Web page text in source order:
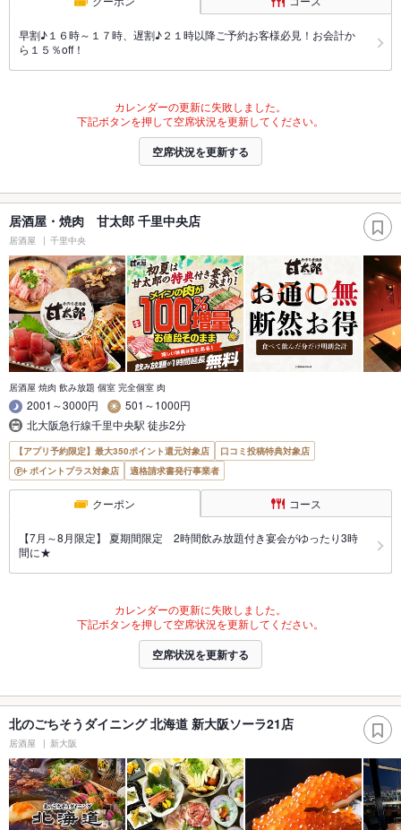
早割♪１６時～１７時、遅割♪２１時以降ご予約お客様必見！お会計か
ら１５％off！
カレンダーの更新に失敗しました。
下記ボタンを押して空席状況を更新してください。
空席状況を更新する
居酒屋・焼肉 甘太郎 千里中央店
居酒屋 千里中央
居酒屋 焼肉 飲み放題 個室 完全個室 肉
2001～3000円
501～1000円
北大阪急行線千里中央駅 徒歩2分
【アプリ予約限定】最大350ポイント還元対象店
口コミ投稿特典対象店
ポイントプラス対象店
適格請求書発行事業者
クーポン コース
【7月～8月限定】 夏期間限定 2時間飲み放題付き宴会がゆったり3時
間に★
カレンダーの更新に失敗しました。
下記ボタンを押して空席状況を更新してください。
空席状況を更新する
北のごちそうダイニング 北海道 新大阪ソーラ21店
居酒屋 新大阪